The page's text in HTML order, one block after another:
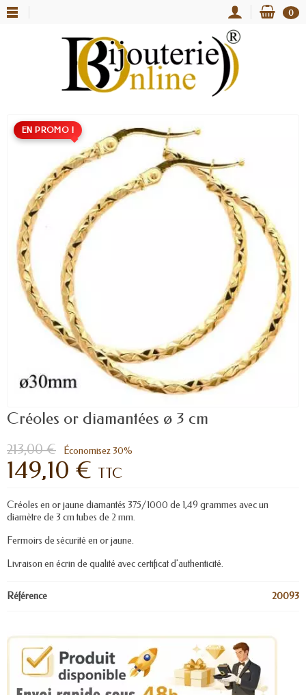
0
EN PROMO !
Créoles or diamantées ø 3 cm
213,00 € Économisez 30%
149,10 € TTC
Créoles en or jaune diamantés 375/1000 de 1,49 grammes avec un
diamètre de 3 cm tubes de 2 mm.
Fermoirs de sécurité en or jaune.
Livraison en écrin de qualité avec certificat d'authenticité.
Référence 20093